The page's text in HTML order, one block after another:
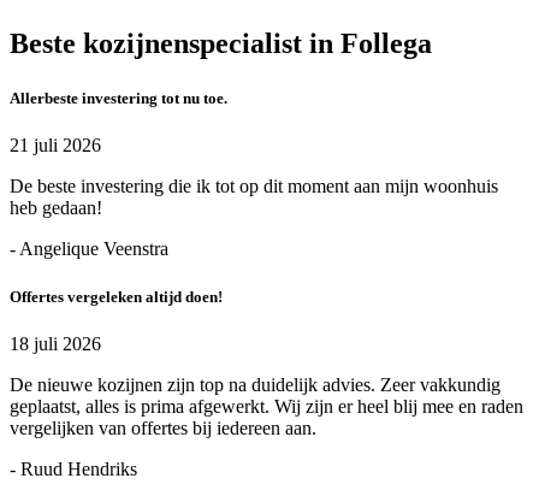
Beste kozijnenspecialist in Follega
Allerbeste investering tot nu toe.
21 juli 2026
De beste investering die ik tot op dit moment aan mijn woonhuis
heb gedaan!
- Angelique Veenstra
Offertes vergeleken altijd doen!
18 juli 2026
De nieuwe kozijnen zijn top na duidelijk advies. Zeer vakkundig
geplaatst, alles is prima afgewerkt. Wij zijn er heel blij mee en raden
vergelijken van offertes bij iedereen aan.
- Ruud Hendriks